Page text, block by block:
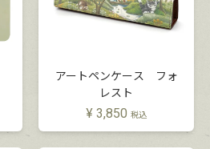
アートペンケース フォ
レスト
¥ 3,850 税込